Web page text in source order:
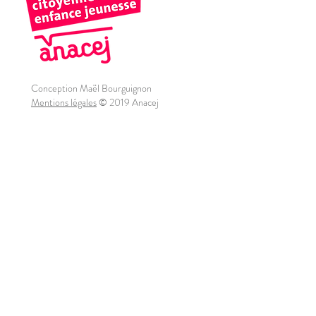
Conception Maël Bourguignon
Mentions légales© 2019 Anacej